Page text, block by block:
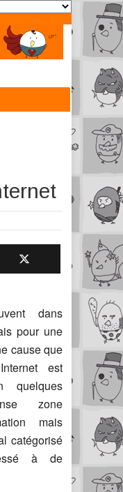
dans
pour une
cause que
est
quelques
zone
mais
catégorisé
à de